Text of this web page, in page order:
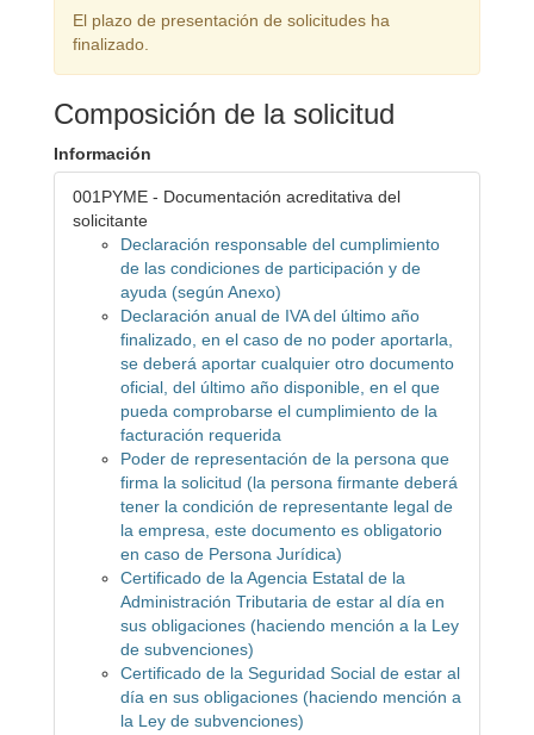
El plazo de presentación de solicitudes ha
finalizado.
Composición de la solicitud
Información
001PYME - Documentación acreditativa del
solicitante
Declaración responsable del cumplimiento
de las condiciones de participación y de
ayuda (según Anexo)
Declaración anual de IVA del último año
finalizado, en el caso de no poder aportarla,
se deberá aportar cualquier otro documento
oficial, del último año disponible, en el que
pueda comprobarse el cumplimiento de la
facturación requerida
Poder de representación de la persona que
firma la solicitud (la persona firmante deberá
tener la condición de representante legal de
la empresa, este documento es obligatorio
en caso de Persona Jurídica)
Certificado de la Agencia Estatal de la
Administración Tributaria de estar al día en
sus obligaciones (haciendo mención a la Ley
de subvenciones)
Certificado de la Seguridad Social de estar al
día en sus obligaciones (haciendo mención a
la Ley de subvenciones)